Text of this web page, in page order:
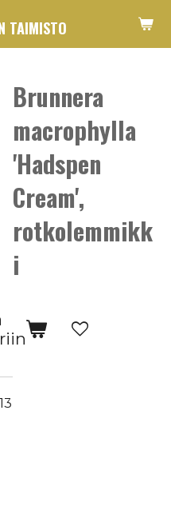
TAIMISTO
Brunnera
macrophylla
'Hadspen
Cream',
rotkolemmikk
i